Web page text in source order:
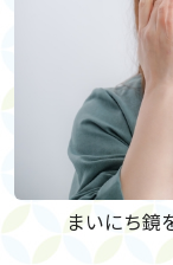
まいにち鏡